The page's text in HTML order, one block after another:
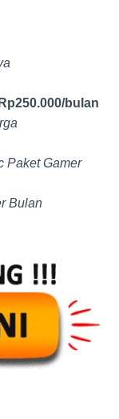
Rp250.000/bulan
Paket Gamer
Bulan